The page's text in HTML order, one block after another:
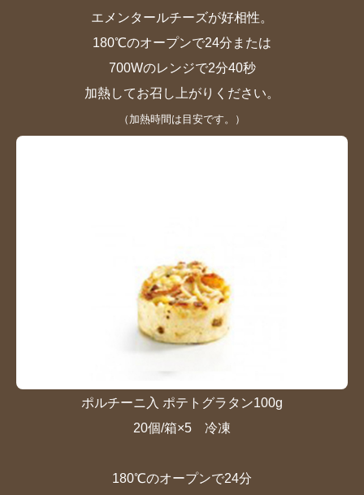
エメンタールチーズが好相性。
180℃のオープンで24分 ま たは
700Wのレンジで2分40秒
加熱してお召し上がりください。
（加熱時間は目安です。）
ポルチーニ入 ポテトグラタン100g
20個/箱×5 冷凍
180℃のオープンで24分